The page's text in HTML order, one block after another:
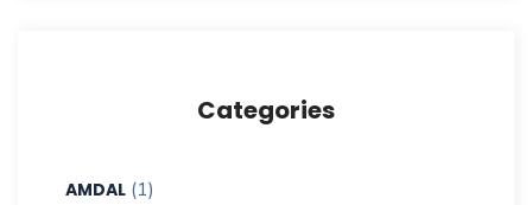
Categories
AMDAL (1)